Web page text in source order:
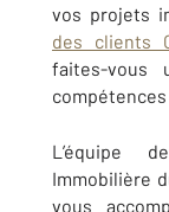
vos projets
des clients
faites-vous
compétences
L’équipe
Immobilière
vous